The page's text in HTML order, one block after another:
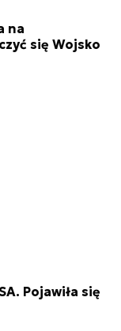
na
się Wojsko
Pojawiła się